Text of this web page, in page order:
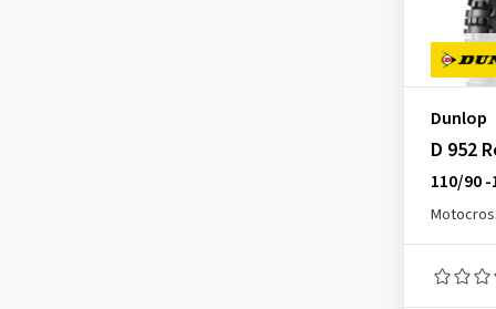
Dunlop
D 952
110/90 -